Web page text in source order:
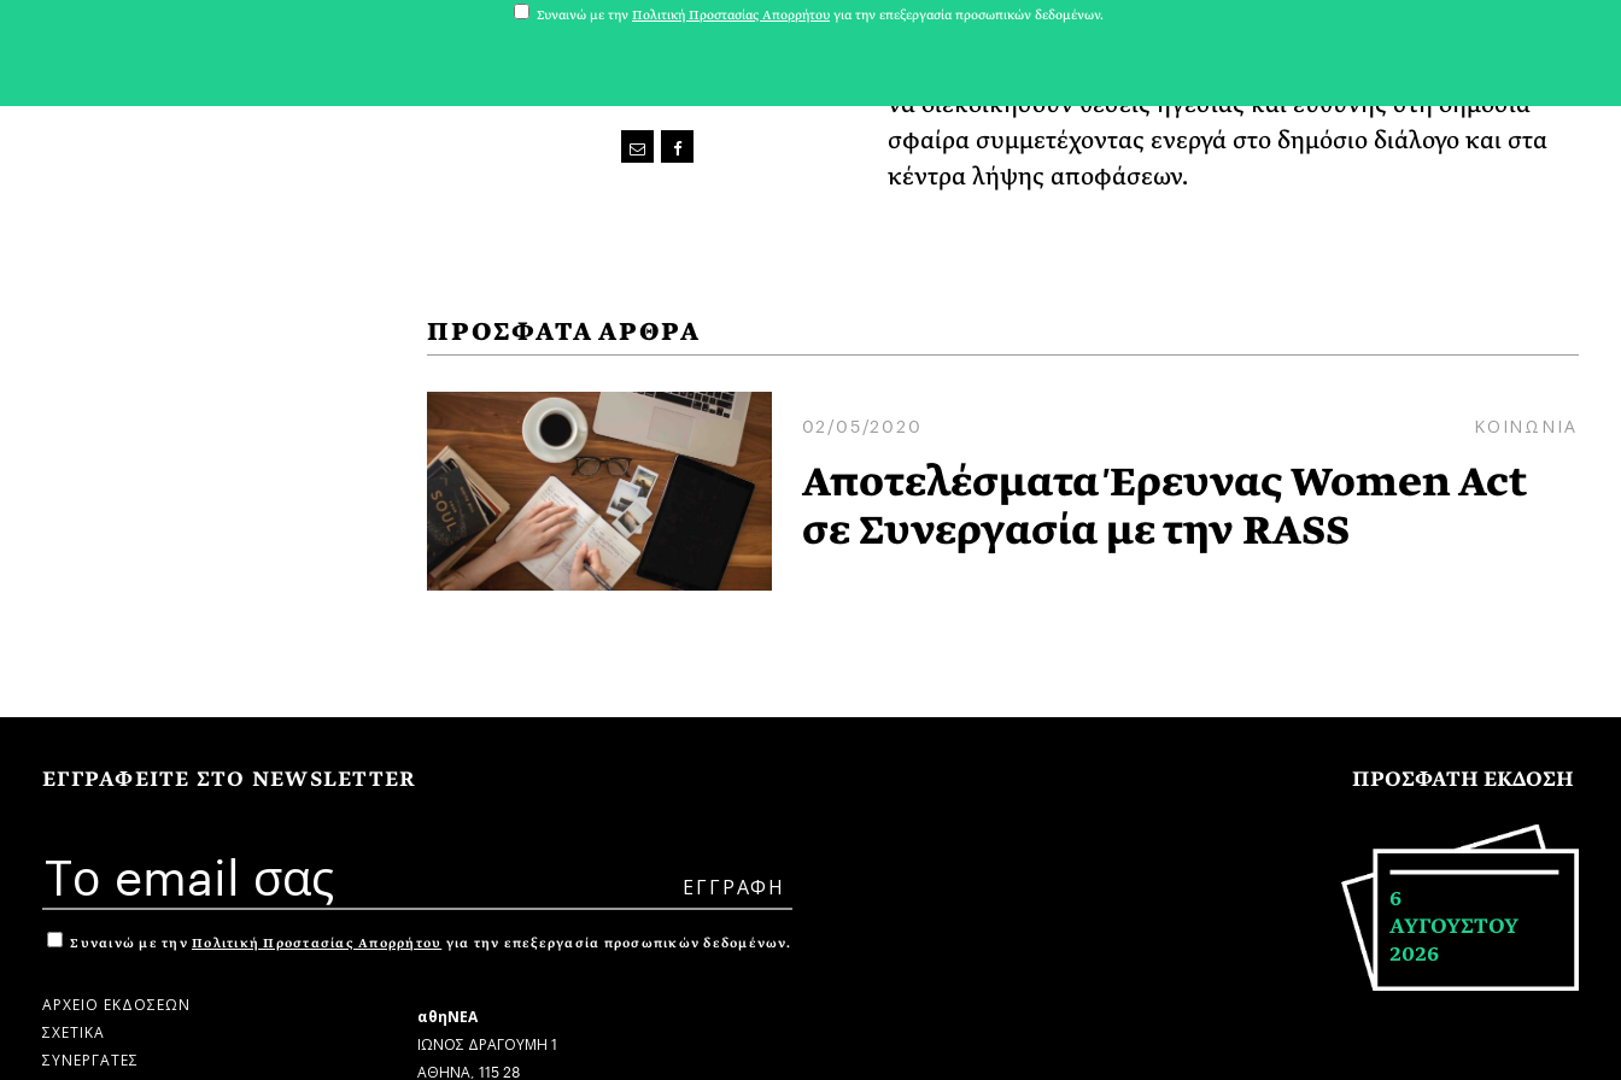
εκπαίδευση – ενδυνάμωση – δικτύωση. Σκοπός της
να διεκδικήσουν θέσεις ηγεσίας και ευθύνης στη δημόσια
σφαίρα συμμετέχοντας ενεργά στο δημόσιο διάλογο και στα
κέντρα λήψης αποφάσεων.
ΠΡΟΣΦΑΤΑ ΑΡΘΡΑ
02/05/2020 ΚΟΙΝΩΝΙΑ
Αποτελέσματα Έρευνας Women Act
σε Συνεργασία με την RASS
ΕΓΓΡΑΦΕΙΤΕ ΣΤΟ NEWSLETTER
Συναινώ με την Πολιτική Προστασίας Απορρήτου για την επεξεργασία προσωπικών δεδομένων.
ΑΡΧΕΙΟ ΕΚΔΟΣΕΩΝ
ΣΧΕΤΙΚΑ
ΣΥΝΕΡΓΑΤΕΣ
αθηΝΕΑ
ΙΩΝΟΣ ΔΡΑΓΟΥΜΗ 1
ΑΘΗΝΑ, 115 28
ΠΡΟΣΦΑΤΗ ΕΚΔΟΣΗ
6
ΑΥΓΟΥΣΤΟΥ
2026
Συναινώ με την Πολιτική Προστασίας Απορρήτου για την επεξεργασία προσωπικών δεδομένων.